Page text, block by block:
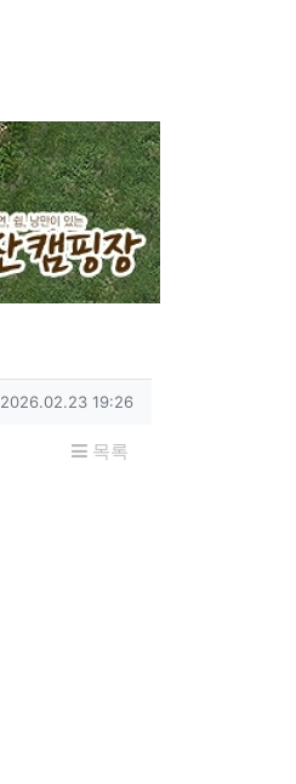
작성일
2026.02.23 19:26
목록